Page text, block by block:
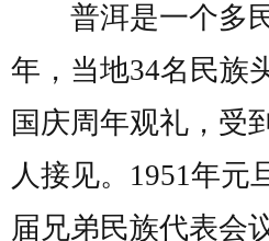
普洱是一个多民
年，当地34名民族
国庆周年观礼，受
人接见。1951年元
届兄弟民族代表会